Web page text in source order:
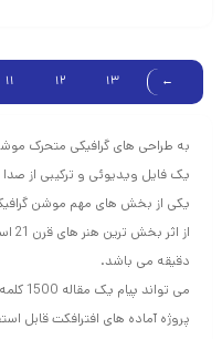
11 12 13 ←
به طراحی های گرافیکی متحرک
یک فایل ویدیوئی و ترکیبی از
یکی از بخش های مهم موشن
دقیقه می باشد.
می تواند پیام یک مقاله 1500 کلمه ای را در یک دقیقه منتقل کند.
پروژه آماده های افترافکت قابل